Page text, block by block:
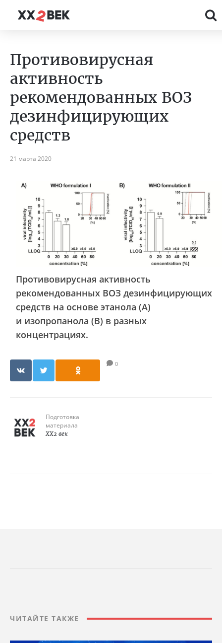
Противовирусная
активность
рекомендованных ВОЗ
дезинфицирующих
средств
21 марта 2020
Противовирусная активность
рекомендованных ВОЗ дезинфицирующих
средств на основе этанола (A)
и изопропанола (B) в разных
концентрациях.
0
Подготовка
материала
XX2 век
ЧИТАЙТЕ ТАКЖЕ